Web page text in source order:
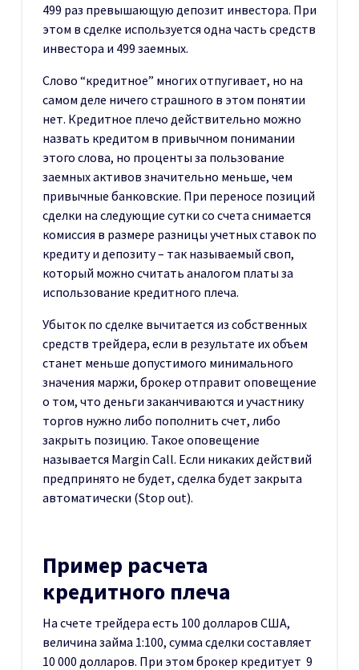
499 раз превышающую депозит инвестора. При
этом в сделке используется одна часть средств
инвестора и 499 заемных.
Слово “кредитное” многих отпугивает, но на
самом деле ничего страшного в этом понятии
нет. Кредитное плечо действительно можно
назвать кредитом в привычном понимании
этого слова, но проценты за пользование
заемных активов значительно меньше, чем
привычные банковские. При переносе позиций
сделки на следующие сутки со счета снимается
комиссия в размере разницы учетных ставок по
кредиту и депозиту – так называемый своп,
который можно считать аналогом платы за
использование кредитного плеча.
Убыток по сделке вычитается из собственных
средств трейдера, если в результате их объем
станет меньше допустимого минимального
значения маржи, брокер отправит оповещение
о том, что деньги заканчиваются и участнику
торгов нужно либо пополнить счет, либо
закрыть позицию. Такое оповещение
называется Margin Call. Если никаких действий
предпринято не будет, сделка будет закрыта
автоматически (Stop out).
Пример расчета
кредитного плеча
На счете трейдера есть 100 долларов США,
величина займа 1:100, сумма сделки составляет
10 000 долларов. При этом брокер кредитует 9